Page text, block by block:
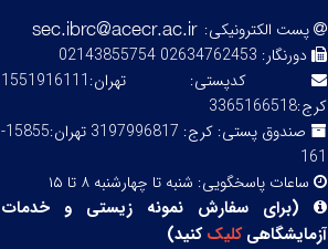
پست الکترونیکی:
دورنگار: 02634762453 02143855754
کدپستی:
تهران:1551916111
کرج:3365166518
صندوق پستی:
کرج: 3197996817 تهران:15855-
161
ساعات پاسخگویی: شنبه تا چهارشنبه ۸ تا ۱۵
(برای سفارش نمونه زیستی و خدمات
آزمایشگاهیکلیککنید)